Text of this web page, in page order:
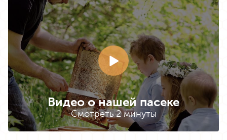
Видео о нашей пасеке
Смотреть 2 минуты